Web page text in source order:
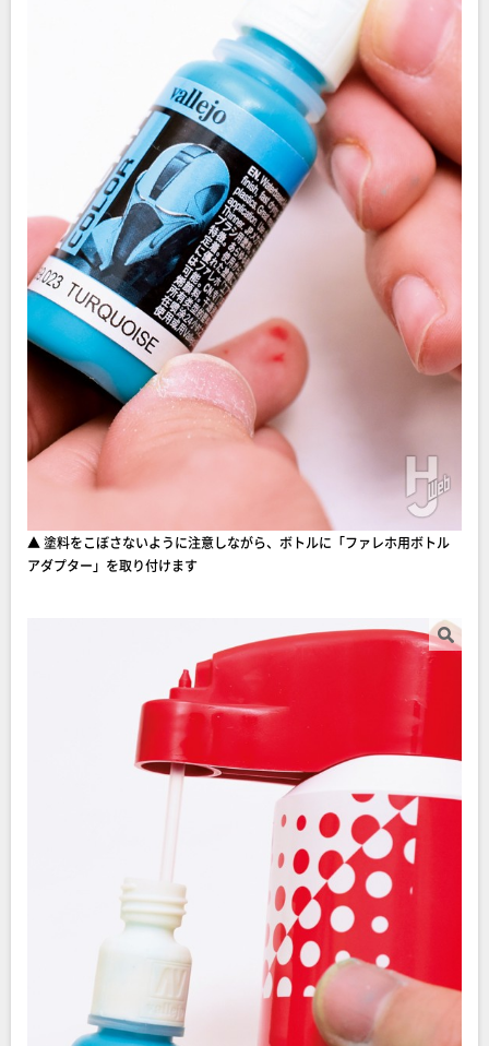
▲ 塗料をこぼさないように注意しながら、ボトルに「ファレホ用ボトル
アダプター」を取り付けます